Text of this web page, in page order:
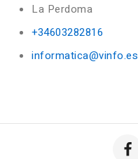
La Perdoma
+34603282816
informatica@vinfo.es